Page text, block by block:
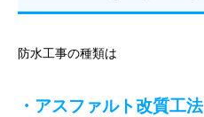
防水工事の種類は
・アスファルト改質工法